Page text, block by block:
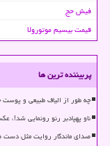
فیش حج
قیمت بیسیم موتورولا
پربیننده ترین ها
چه طور از الیاف طبیعی و
ناو پهپادبر رنو رونمایی شد!،
صدای ماندگار روایت مثل